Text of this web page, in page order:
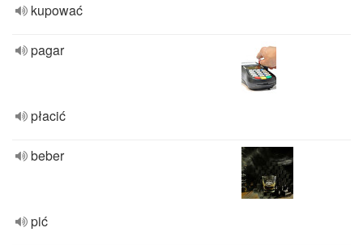
kupować
pagar
płacić
beber
pić